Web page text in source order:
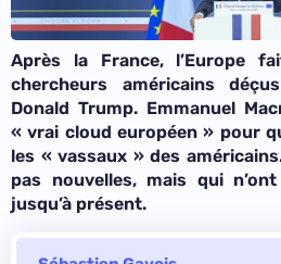
Après la France, l’Europe
chercheurs américains
Donald Trump. Emmanuel
« vrai cloud européen » pour
les « vassaux » des
pas nouvelles, mais qui
jusqu’à présent.